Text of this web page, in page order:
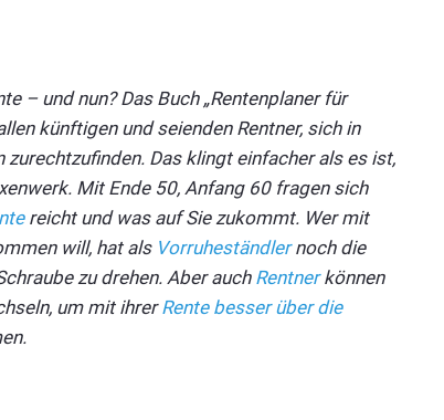
– und nun? Das Buch „Rentenplaner für
künftigen und seienden Rentner, sich in
zurechtzufinden. Das klingt einfacher als es ist,
Mit Ende 50, Anfang 60 fragen sich
reicht und was auf Sie zukommt. Wer mit
will, hat als Vorruheständlernoch die
zu drehen. Aber auchRentnerkönnen
um mit ihrerRente besser über die